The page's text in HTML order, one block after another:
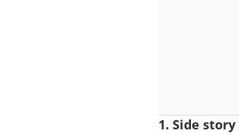
1. Side